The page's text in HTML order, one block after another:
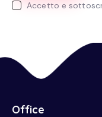
Accetto e
Office